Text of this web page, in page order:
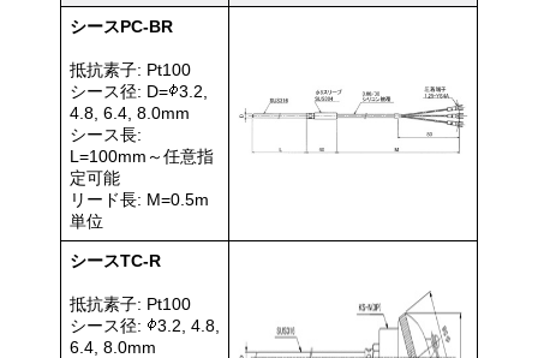
シースPC-BR
抵抗素子: Pt100
シース径: D= 3.2,
4.8, 6.4, 8.0mm
シース長:
L=100mm～任意指
定可能
リード長: M=0.5m
単位
シースTC-R
抵抗素子: Pt100
シース径:
3.2, 4.8,
6.4, 8.0mm